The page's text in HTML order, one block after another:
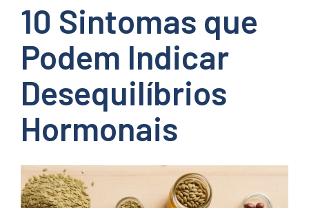
10 Sintomas que
Podem Indicar
Desequilíbrios
Hormonais